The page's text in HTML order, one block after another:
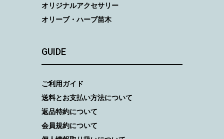
オリジナルアクセサリー
オリーブ・ハーブ苗木
GUIDE
ご利用ガイド
送料とお支払い方法について
返品特約について
会員規約について